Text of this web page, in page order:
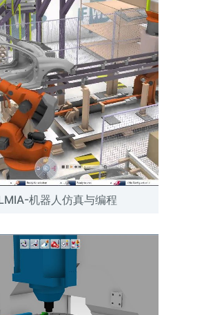
机器人仿真与编程